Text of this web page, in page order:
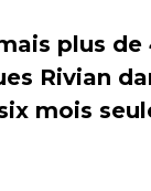
plus de
Rivian
mois